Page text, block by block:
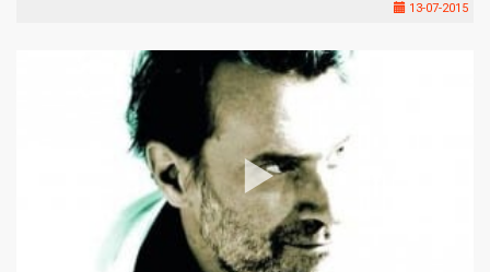
13-07-2015